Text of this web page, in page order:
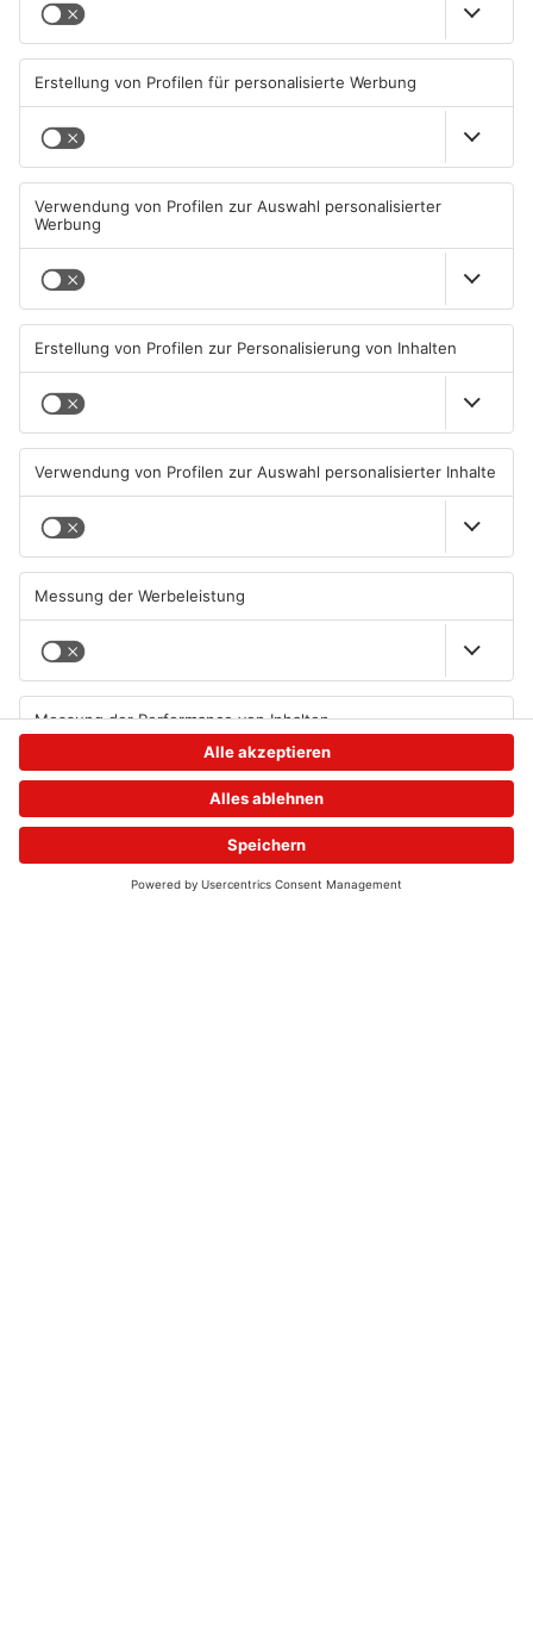
Artikel teilen